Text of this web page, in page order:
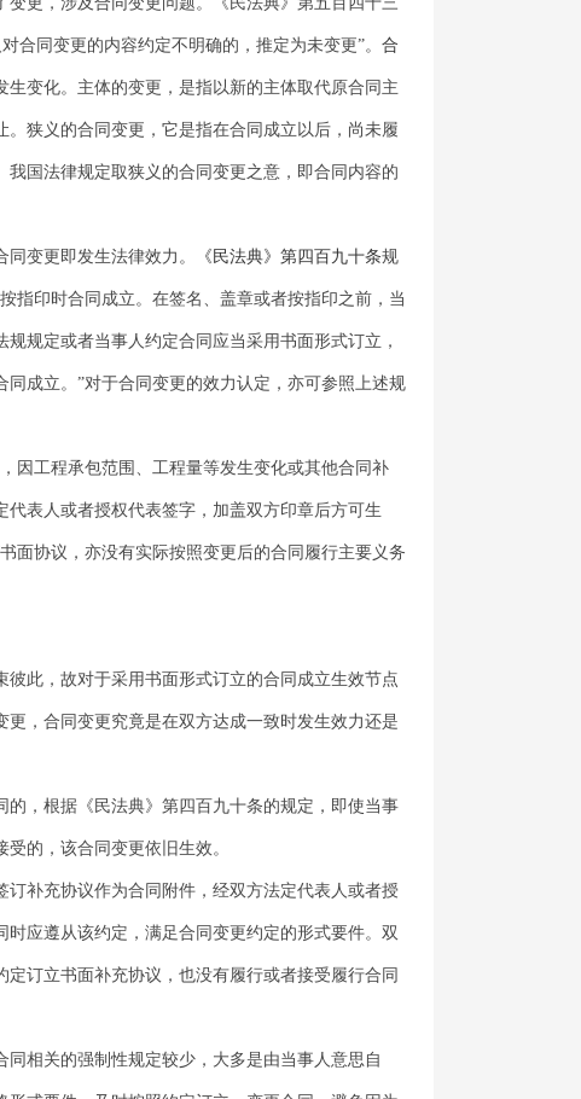
合同变更的内容约定不明确的，推定为未变更”。 合
变化。主体的变更，是指以新的主体取代原合同主
狭义的合同变更，它是指在合同成立以后，尚未履
国法律规定取狭义的合同变更之意，即合同内容的
变更即发生法律效力。 《民法典》第四百九十条规
指印时合同成立。在签名、盖章或者按指印之前，当
规定或者当事人约定合同应当采用书面形式订立，
成立。”对于合同变更的效力认定，亦可参照上述规
因工程承包范围、工程量等发生变化或其他合同补
表人或者授权代表签字，加盖双方印章后方可生
面协议，亦没有实际按照变更后的合同履行主要义务
此，故对于采用书面形式订立的合同成立生效节点
，合同变更究竟是在双方达成一致时发生效力还是
，根据《民法典》第四百九十条的规定，即使当事
的，该合同变更依旧生效。
补充协议作为合同附件，经双方法定代表人或者授
应遵从该约定，满足合同变更约定的形式要件。双
订立书面补充协议，也没有履行或者接受履行合同
相关的强制性规定较少，大多是由当事人意思自